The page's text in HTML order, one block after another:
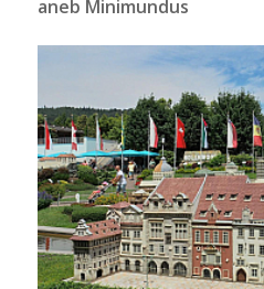
aneb Minimundus